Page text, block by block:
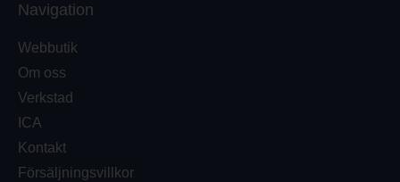
Navigation
Webbutik
Om oss
Verkstad
ICA
Kontakt
Försäljningsvillkor